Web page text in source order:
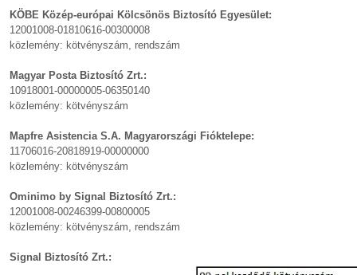
KÖBE Közép-európai Kölcsönös Biztosító Egyesület:
12001008-01810616-00300008
közlemény: kötvényszám, rendszám
Magyar Posta Biztosító Zrt.:
10918001-00000005-06350140
közlemény: kötvényszám
Mapfre Asistencia S.A. Magyarországi Fióktelepe:
11706016-20818919-00000000
közlemény: kötvényszám
Ominimo by Signal Biztosító Zrt.:
12001008-00246399-00800005
közlemény: kötvényszám, rendszám
Signal Biztosító Zrt.: